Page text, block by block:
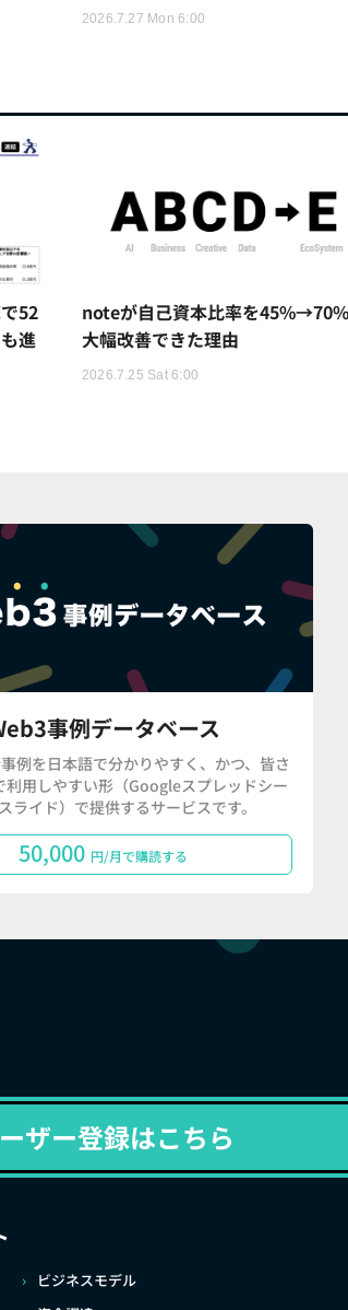
2026.7.27 Mon 6:00
52
進
noteが自己資本比率を
大幅改善できた理由
2026.7.25 Sat 6:00
事例データベース
例を日本語で分かりやすく、かつ、皆さ
利用しやすい形（Googleスプレッドシー
ライド）で提供するサービスです。
50,000 円/月で購読する
ザー登録はこちら
ビジネスモデル